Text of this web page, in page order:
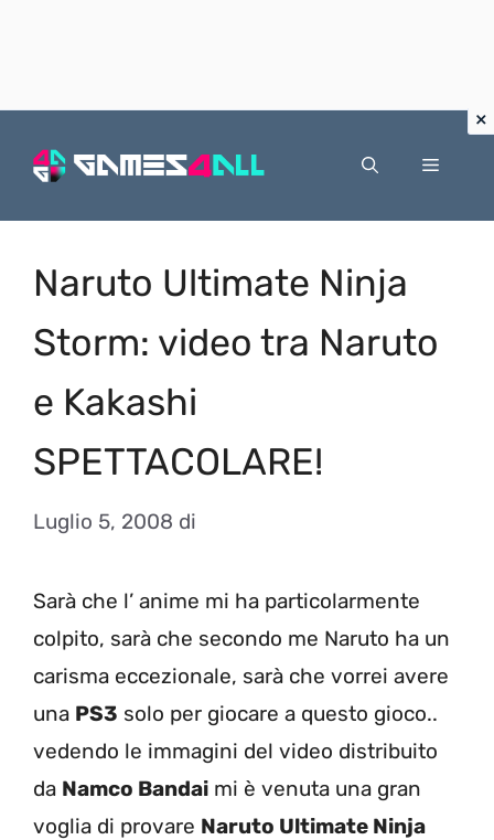
Menu
Naruto Ultimate Ninja
Storm: video tra Naruto
e Kakashi
SPETTACOLARE!
Luglio 5, 2008 di
Sarà che l’ anime mi ha particolarmente
colpito, sarà che secondo me Naruto ha un
carisma eccezionale, sarà che vorrei avere
una PS3 solo per giocare a questo gioco..
vedendo le immagini del video distribuito
da Namco Bandai mi è venuta una gran
voglia di provare Naruto Ultimate Ninja